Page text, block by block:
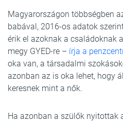
Magyarországon többségben
babával, 2016-os adatok
érik el azoknak a családoknak
megy GYED-re – írja a
oka van, a társadalmi
azonban az is oka lehet, hogy
keresnek mint a nők.
Ha azonban a szülők nyitottak